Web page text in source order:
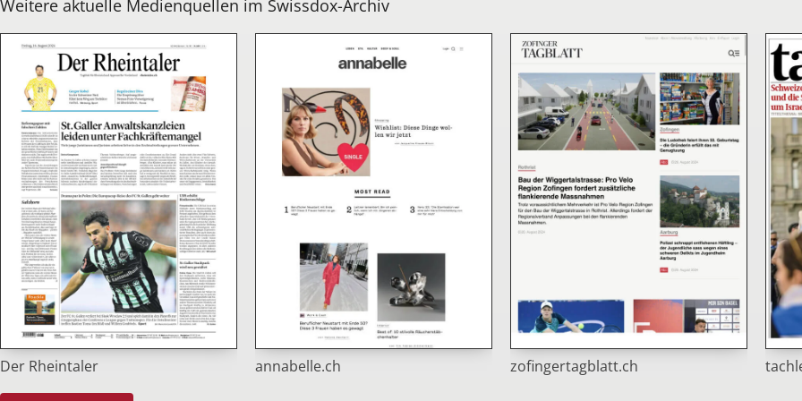
Weitere aktuelle Medienquellen im Swissdox-Archiv
Der Rheintaler annabelle.ch zofingertagblatt.ch